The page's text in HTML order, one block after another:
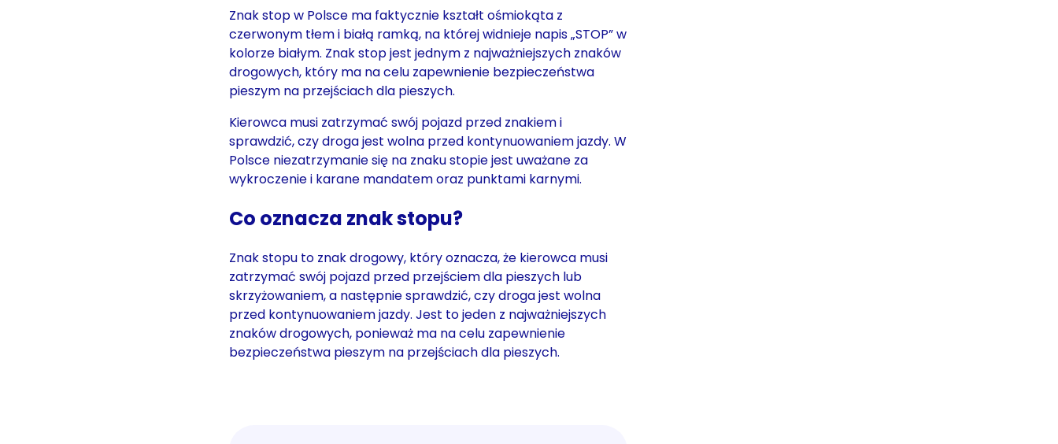
Znak stop w Polsce ma faktycznie kształt ośmiokąta z
czerwonym tłem i białą ramką, na której widnieje napis „STOP” w
kolorze białym. Znak stop jest jednym z najważniejszych znaków
drogowych, który ma na celu zapewnienie bezpieczeństwa
pieszym na przejściach dla pieszych.
Kierowca musi zatrzymać swój pojazd przed znakiem i
sprawdzić, czy droga jest wolna przed kontynuowaniem jazdy. W
Polsce niezatrzymanie się na znaku stopie jest uważane za
wykroczenie i karane mandatem oraz punktami karnymi.
Co oznacza znak stopu?
Znak stopu to znak drogowy, który oznacza, że kierowca musi
zatrzymać swój pojazd przed przejściem dla pieszych lub
skrzyżowaniem, a następnie sprawdzić, czy droga jest wolna
przed kontynuowaniem jazdy. Jest to jeden z najważniejszych
znaków drogowych, ponieważ ma na celu zapewnienie
bezpieczeństwa pieszym na przejściach dla pieszych.